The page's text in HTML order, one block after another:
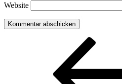
Website
Beitragsnavigation